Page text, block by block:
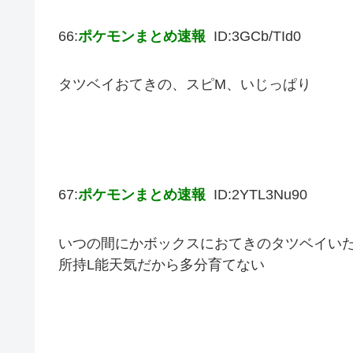
66:ポケモンまとめ速報 ID:3GCb/TId0
タツベイおてきの、スピM、いじっぱり
67:ポケモンまとめ速報 ID:2YTL3Nu90
いつの間にかボックスにおてきのタツベイい
所持L能天気だから多分育てない